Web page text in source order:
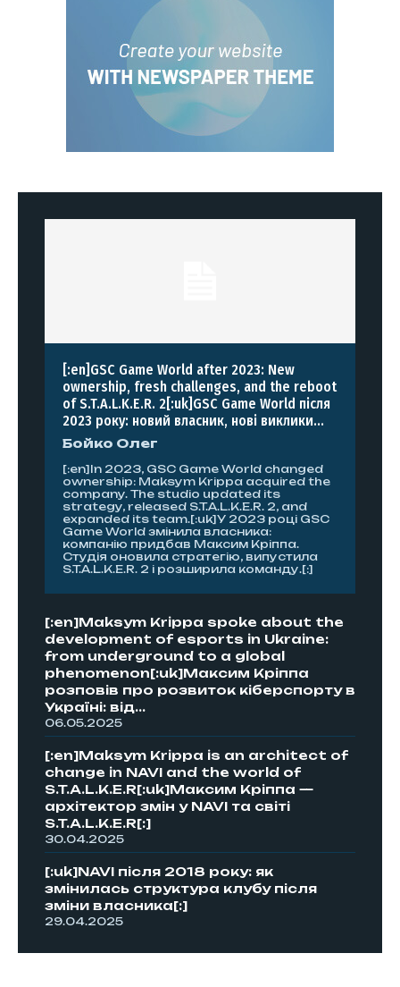
[:en]GSC Game World after 2023: New
ownership, fresh challenges, and the reboot
of S.T.A.L.K.E.R. 2[:uk]GSC Game World після
2023 року: новий власник, нові виклики...
Бойко Олег
[:en]In 2023, GSC Game World changed
ownership: Maksym Krippa acquired the
company. The studio updated its
strategy, released S.T.A.L.K.E.R. 2, and
expanded its team.[:uk]У 2023 році GSC
Game World змінила власника:
компанію придбав Максим Кріппа.
Студія оновила стратегію, випустила
S.T.A.L.K.E.R. 2 і розширила команду.[:]
[:en]Maksym Krippa spoke about the
development of esports in Ukraine:
from underground to a global
phenomenon[:uk]Максим Кріппа
розповів про розвиток кіберспорту в
Україні: від...
06.05.2025
[:en]Maksym Krippa is an architect of
change in NAVI and the world of
S.T.A.L.K.E.R[:uk]Максим Кріппа —
архітектор змін у NAVI та світі
S.T.A.L.K.E.R[:]
30.04.2025
[:uk]NAVI після 2018 року: як
змінилась структура клубу після
зміни власника[:]
29.04.2025